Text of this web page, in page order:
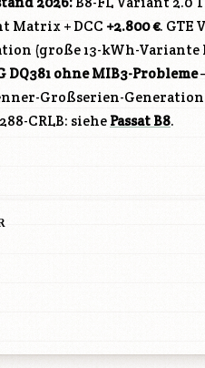
Matrix + DCC +2.800 €. GTE
(große 13-kWh-
DQ381 ohne MIB3-Probleme
Großserien-
CRLB: siehe Passat B8.